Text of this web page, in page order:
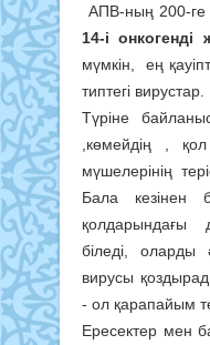
АПВ-ның 200-ге
14-і онкогенді
мүмкін, ең
типтегі вирустар.
Түріне
,көмейдің ,
мүшелерінің
Бала кезінен
қолдарындағы
біледі,
вирусы
- ол қарапайым
Ересектер мен